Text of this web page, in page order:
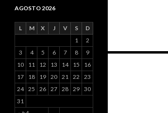
AGOSTO 2026
L M X J V S D
1
2
3
4 5 6 7 8
9
10
11 12 13 14 15
16
17
18 19 20 21 22
23
24 25 26 27 28 29 30
31